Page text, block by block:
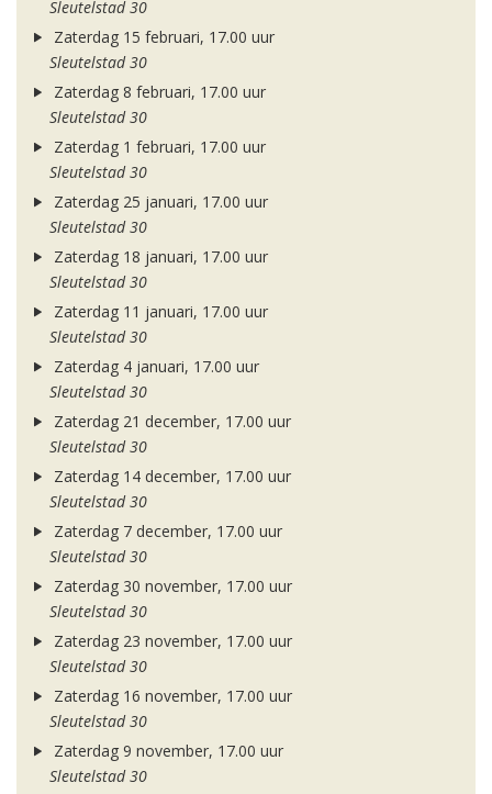
Sleutelstad 30
Zaterdag 15 februari, 17.00 uur
Sleutelstad 30
Zaterdag 8 februari, 17.00 uur
Sleutelstad 30
Zaterdag 1 februari, 17.00 uur
Sleutelstad 30
Zaterdag 25 januari, 17.00 uur
Sleutelstad 30
Zaterdag 18 januari, 17.00 uur
Sleutelstad 30
Zaterdag 11 januari, 17.00 uur
Sleutelstad 30
Zaterdag 4 januari, 17.00 uur
Sleutelstad 30
Zaterdag 21 december, 17.00 uur
Sleutelstad 30
Zaterdag 14 december, 17.00 uur
Sleutelstad 30
Zaterdag 7 december, 17.00 uur
Sleutelstad 30
Zaterdag 30 november, 17.00 uur
Sleutelstad 30
Zaterdag 23 november, 17.00 uur
Sleutelstad 30
Zaterdag 16 november, 17.00 uur
Sleutelstad 30
Zaterdag 9 november, 17.00 uur
Sleutelstad 30